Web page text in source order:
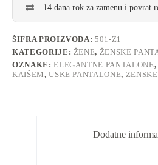
14 dana rok za zamenu i povrat
ŠIFRA PROIZVODA:501-Z1
KATEGORIJE: ŽENE, ŽENSKE
OZNAKE:ELEGANTNE PANTALONE,
KAIŠEM,USKE PANTALONE,
Dodatne